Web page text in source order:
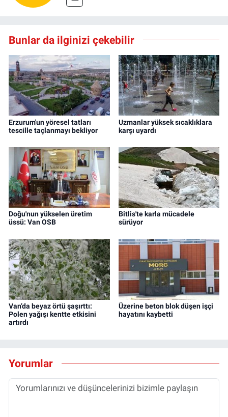
Bunlar da ilginizi çekebilir
Erzurum'un yöresel tatları
tescille taçlanmayı bekliyor
Uzmanlar yüksek sıcaklıklara
karşı uyardı
Doğu'nun yükselen üretim
üssü: Van OSB
Bitlis'te karla mücadele
sürüyor
Van’da beyaz örtü şaşırttı:
Polen yağışı kentte etkisini
artırdı
Üzerine beton blok düşen işçi
hayatını kaybetti
Yorumlar